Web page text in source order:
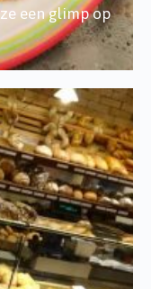
een glimp op